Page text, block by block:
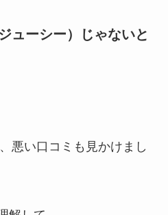
ューシー）じゃないと
悪い口コミも見かけまし